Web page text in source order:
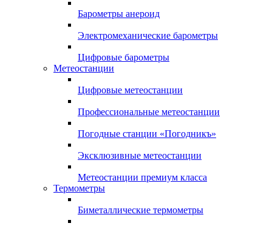
Барометры анероид
Электромеханические барометры
Цифровые барометры
Метеостанции
Цифровые метеостанции
Профессиональные метеостанции
Погодные станции «Погодникъ»
Эксклюзивные метеостанции
Метеостанции премиум класса
Термометры
Биметаллические термометры